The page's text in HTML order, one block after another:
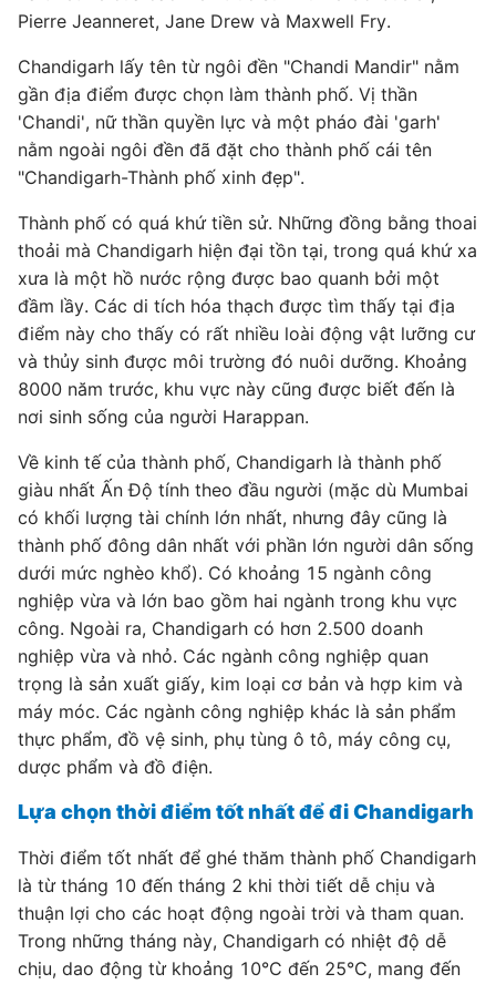
Pierre Jeanneret, Jane Drew và Maxwell Fry.
Chandigarh lấy tên từ ngôi đền "Chandi Mandir" nằm
gần địa điểm được chọn làm thành phố. Vị thần
'Chandi', nữ thần quyền lực và một pháo đài 'garh'
nằm ngoài ngôi đền đã đặt cho thành phố cái tên
"Chandigarh-Thành phố xinh đẹp".
Thành phố có quá khứ tiền sử. Những đồng bằng thoai
thoải mà Chandigarh hiện đại tồn tại, trong quá khứ xa
xưa là một hồ nước rộng được bao quanh bởi một
đầm lầy. Các di tích hóa thạch được tìm thấy tại địa
điểm này cho thấy có rất nhiều loài động vật lưỡng cư
và thủy sinh được môi trường đó nuôi dưỡng. Khoảng
8000 năm trước, khu vực này cũng được biết đến là
nơi sinh sống của người Harappan.
Về kinh tế của thành phố, Chandigarh là thành phố
giàu nhất Ấn Độ tính theo đầu người (mặc dù Mumbai
có khối lượng tài chính lớn nhất, nhưng đây cũng là
thành phố đông dân nhất với phần lớn người dân sống
dưới mức nghèo khổ). Có khoảng 15 ngành công
nghiệp vừa và lớn bao gồm hai ngành trong khu vực
công. Ngoài ra, Chandigarh có hơn 2.500 doanh
nghiệp vừa và nhỏ. Các ngành công nghiệp quan
trọng là sản xuất giấy, kim loại cơ bản và hợp kim và
máy móc. Các ngành công nghiệp khác là sản phẩm
thực phẩm, đồ vệ sinh, phụ tùng ô tô, máy công cụ,
dược phẩm và đồ điện.
Lựa chọn thời điểm tốt nhất để đi Chandigarh
Thời điểm tốt nhất để ghé thăm thành phố Chandigarh
là từ tháng 10 đến tháng 2 khi thời tiết dễ chịu và
thuận lợi cho các hoạt động ngoài trời và tham quan.
Trong những tháng này, Chandigarh có nhiệt độ dễ
chịu, dao động từ khoảng 10°C đến 25°C, mang đến